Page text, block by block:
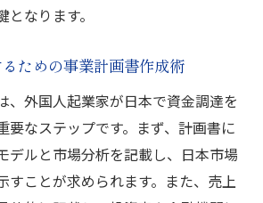
なります。
ための事業計画書作成術
、外国人起業家が日本で資金調達を
要なステップです。まず、計画書に
デルと市場分析を記載し、日本市場
すことが求められます。また、売上